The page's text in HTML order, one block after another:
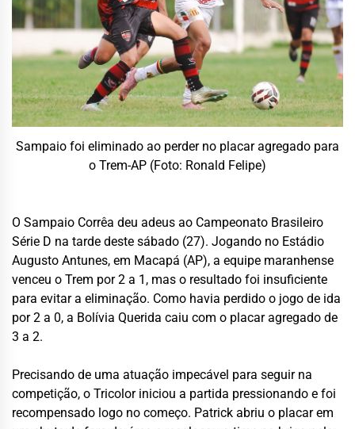
Sampaio foi eliminado ao perder no placar agregado para
o Trem-AP (Foto: Ronald Felipe)
O Sampaio Corrêa deu adeus ao Campeonato Brasileiro
Série D na tarde deste sábado (27). Jogando no Estádio
Augusto Antunes, em Macapá (AP), a equipe maranhense
venceu o Trem por 2 a 1, mas o resultado foi insuficiente
para evitar a eliminação. Como havia perdido o jogo de ida
por 2 a 0, a Bolívia Querida caiu com o placar agregado de
3 a 2.
Precisando de uma atuação impecável para seguir na
competição, o Tricolor iniciou a partida pressionando e foi
recompensado logo no começo. Patrick abriu o placar em